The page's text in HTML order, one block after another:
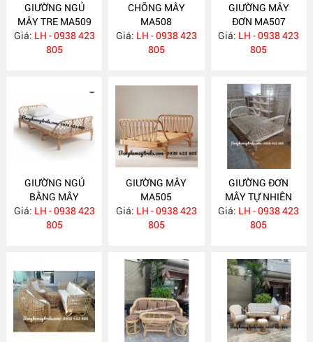
GIƯỜNG NGỦ
MÂY TRE MA509
Giá: LH - 0938 423
805
CHÕNG MÂY
MA508
Giá: LH - 0938 423
805
GIƯỜNG MÂY
ĐƠN MA507
Giá: LH - 0938 423
805
GIƯỜNG NGỦ
BẰNG MÂY
MA506
Giá: LH - 0938 423
805
GIƯỜNG MÂY
MA505
Giá: LH - 0938 423
805
GIƯỜNG ĐƠN
MÂY TỰ NHIÊN
MA504
Giá: LH - 0938 423
805